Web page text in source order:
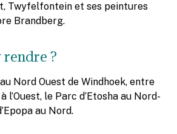
Twyfelfontein et ses peintures
Brandberg.
?
Nord Ouest de Windhoek, entre
l’Ouest, le Parc d’Etosha au Nord-
au Nord.